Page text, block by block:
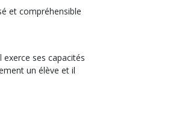
et compréhensible
exerce ses capacités
un élève et il